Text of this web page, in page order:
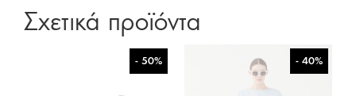
Σχετικά προϊόντα
- 50% - 40%